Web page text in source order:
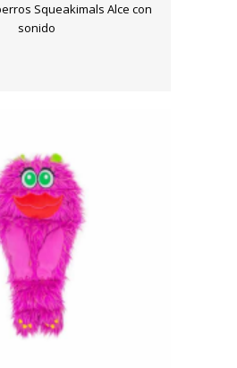
Squeakimals Alce con
sonido